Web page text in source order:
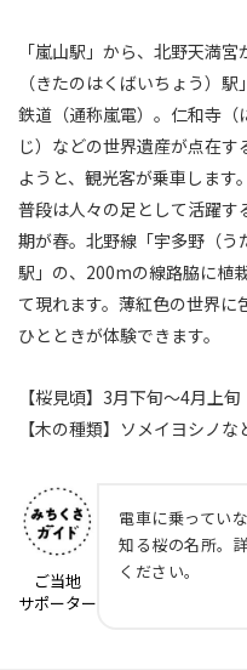
「嵐山駅」から、北野天満
（きたのはくばいちょう）
鉄道（通称嵐電）。仁和寺
じ）などの世界遺産が点在
ようと、観光客が乗車します。
普段は人々の足として活躍
期が春。北野線「宇多野（う
駅」の、200mの線路脇に植
て現れます。薄紅色の世界
ひとときが体験できます。
【桜見頃】3月下旬～4月上旬
【木の種類】ソメイヨシノな
ご当地
サポーター
電車に乗ってい
知る桜の名所。
ください。